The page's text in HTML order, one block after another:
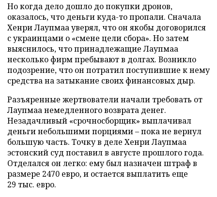
Но когда дело дошло до покупки дронов,
оказалось, что деньги куда-то пропали. Сначала
Хенри Лаупмаа уверял, что он якобы договорился
с украинцами о «смене цели сбора». Но затем
выяснилось, что принадлежащие Лаупмаа
несколько фирм пребывают в долгах. Возникло
подозрение, что он потратил поступившие к нему
средства на затыкание своих финансовых дыр.
Разъяренные жертвователи начали требовать от
Лаупмаа немедленного возврата денег.
Незадачливый «срочносборщик» выплачивал
деньги небольшими порциями – пока не вернул
большую часть. Точку в деле Хенри Лаупмаа
эстонский суд поставил в августе прошлого года.
Отделался он легко: ему был назначен штраф в
размере 2470 евро, и остается выплатить еще
29 тыс. евро.